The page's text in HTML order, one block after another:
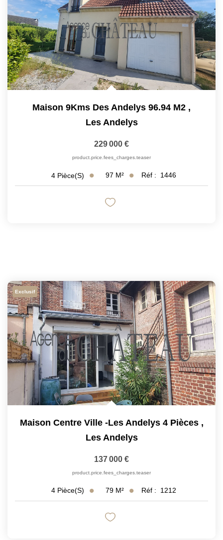
Maison 9Kms Des Andelys 96.94 M2 ,
Les Andelys
229 000 €
product.price.fees_charges.teaser
4 Pièce(s) 97 M² Réf : 1446
Exclusif
Maison Centre Ville -Les Andelys 4 Pièces ,
Les Andelys
137 000 €
product.price.fees_charges.teaser
4 Pièce(s) 79 M² Réf : 1212